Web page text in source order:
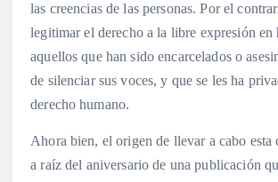
las creencias de las personas. Por el
legitimar el derecho a la libre expresión en
aquellos que han sido encarcelados o
de silenciar sus voces, y que se les ha
derecho humano.
Ahora bien, el origen de llevar a cabo esta
a raíz del aniversario de una publicación